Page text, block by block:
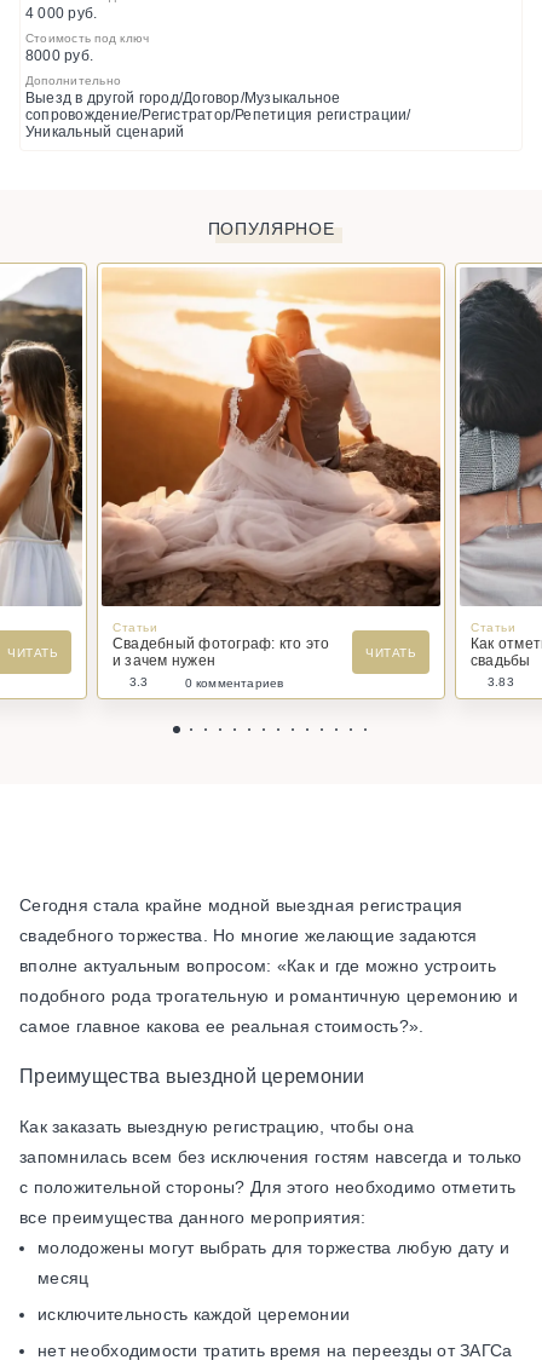
4 000 руб.
Стоимость под ключ
8000 руб.
Дополнительно
Выезд в другой город/Договор/Музыкальное
сопровождение/Регистратор/Репетиция регистрации/
Уникальный сценарий
ПОПУЛЯРНОЕ
ЧИТАТЬ
Статьи
Свадебный фотограф: кто это
и зачем нужен
ЧИТАТЬ
3.3 0 комментариев
Статьи
Как
свадьбы
3.83
Сегодня стала крайне модной выездная регистрация
свадебного торжества. Но многие желающие задаются
вполне актуальным вопросом: «Как и где можно устроить
подобного рода трогательную и романтичную церемонию и
самое главное какова ее реальная стоимость?».
Преимущества выездной церемонии
Как заказать выездную регистрацию, чтобы она
запомнилась всем без исключения гостям навсегда и только
с положительной стороны? Для этого необходимо отметить
все преимущества данного мероприятия:
молодожены могут выбрать для торжества любую дату и
месяц
исключительность каждой церемонии
нет необходимости тратить время на переезды от ЗАГСа